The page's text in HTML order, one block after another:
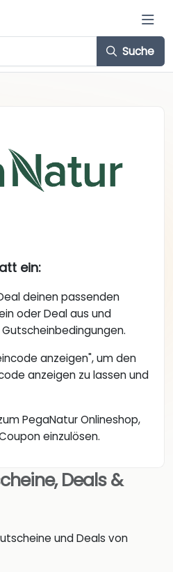
Suche
ein:
deinen passenden
oder Deal aus und
anzeigen", um den
anzeigen zu lassen und
PegaNatur Onlineshop,
einzulösen.
Deals &
und Deals von